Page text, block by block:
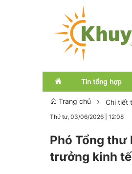
Tin tổng hợp
OCOP
Trang chủ Chi tiết
Thứ tư, 03/06/2026 12:08
Phó Tổng thư
trưởng kinh tế